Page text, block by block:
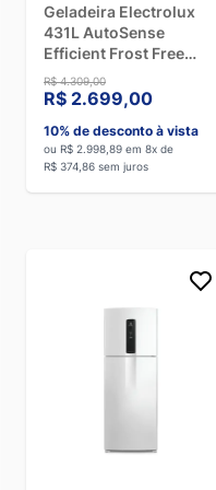
Para escolher o modelo
seguintes critérios:
Tamanho e capacidade
necessidades diárias.
modelos com
Considere
gelada, compartimento
O preço varia conforme
Confira nossos modelos
Geladeira Electrolux
431L AutoSense
Efficient Frost Free
TF70 Branco - 220V
R$ 4.309,00
R$ 2.699,00
10% de desconto à vista
ou R$ 2.998,89 em 8x de
R$ 374,86 sem juros